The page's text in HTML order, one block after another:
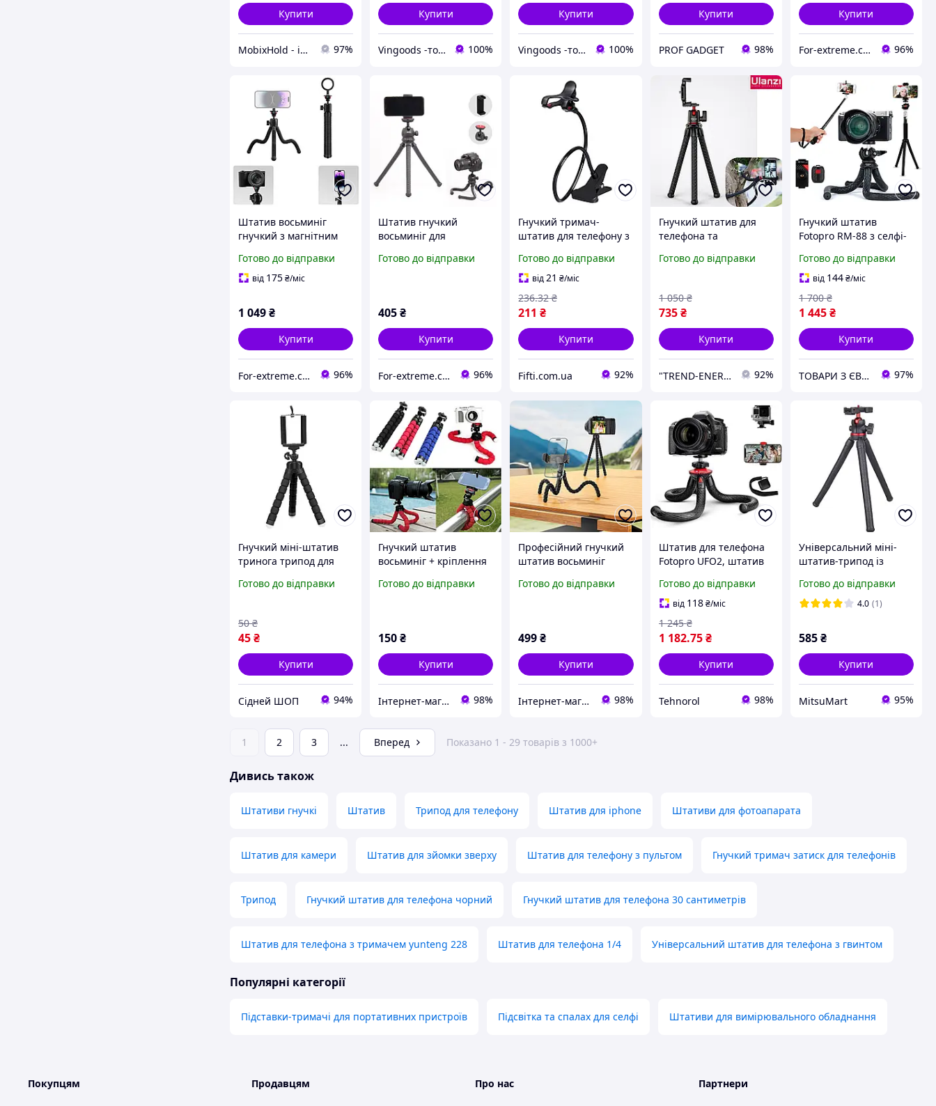
Купити
MobixHold - інтернет-магазин сучасних гаджетів і корисних аксесуарів 97%
Купити
Vingoods -товари і гаджети для дому 100%
Купити
Vingoods -товари і гаджети для дому 100%
Купити
PROF GADGET 98%
Купити
For-extreme.com.ua - все для фото- відеоблогу 96%
Штатив восьминіг
гнучкий з магнітним
телефону MagSafe
Ulanzi MT30
Готово до відправки
від 175₴/міс
1 049₴
Купити
For-extreme.com.ua - все для фото- відеоблогу 96%
Штатив гнучкий
восьминіг для
26см Jmary MT-25
Готово до відправки
405₴
Купити
For-extreme.com.ua - все для фото- відеоблогу 96%
Гнучкий тримач-
штатив для телефону з
Готово до відправки
від21 ₴/міс
211 ₴
236.32 ₴
Купити
Fifti.com.ua 92%
Гнучкий штатив для
телефона та
тринога на гнучких
Готово до відправки
735 ₴
1 050 ₴
Купити
"TREND-ENERGY" Інтернет-магазин аксесуарів до смартфонів та комп'ютерів 92%
Гнучкий штатив
Fotopro RM-88 з селфі-
кріплення для
телефону для
смартфона, екшн-
камери
Готово до відправки
від 144₴/міс
1 445₴
1 700 ₴
Купити
ТОВАРИ З ЄВРОПИ 97%
Гнучкий міні-штатив
тринога трипод для
(восьминіг, павук)
см Black
Готово до відправки
45₴
50 ₴
Купити
Сідней ШОП 94%
Гнучкий штатив
восьминіг + кріплення
телефону
Готово до відправки
150₴
Купити
Інтернет-магазин «Gadgetarium» 98%
Професійний гнучкий
штатив восьминіг
телефона
Готово до відправки
499₴
Купити
Інтернет-магазин «Gadgetarium» 98%
Штатив для телефона
Fotopro UFO2, штатив
телефона iPhone 13, 14,
14plus, гнучкий штатив
Готово до відправки
від 118 ₴/міс
1 182.75 ₴
1 245 ₴
Купити
Tehnorol 98%
Універсальний міні-
штатив-трипод із
WEYLLAN DT5 |
Кріплення для
для телефонів, штатив
Готово до відправки
4.0 (1)
585₴
Купити
MitsuMart 95%
1 2 3 ... Вперед Показано 1 - 29 товарів з 1000+
Дивись також
Штативи гнучкі Штатив Трипод для телефону Штатив для iphone Штативи для фотоапарата
Штатив для камери Штатив для зйомки зверху Штатив для телефону з пультом Гнучкий тримач затиск для телефонів
Трипод Гнучкий штатив для телефона чорний Гнучкий штатив для телефона 30 сантиметрів
Штатив для телефона з тримачем yunteng 228 Штатив для телефона 1/4 Універсальний штатив для телефона з гвинтом
Популярні категорії
Підставки-тримачі для портативних пристроїв Підсвітка та спалах для селфі Штативи для вимірювального обладнання
Покупцям Продавцям Про нас Партнери